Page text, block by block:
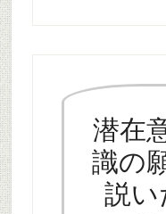
潜在
識の
説